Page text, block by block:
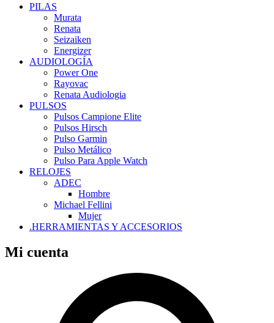
PILAS
Murata
Renata
Seizaiken
Energizer
AUDIOLOGÍA
Power One
Rayovac
Renata Audiologia
PULSOS
Pulsos Campione Elite
Pulsos Hirsch
Pulso Garmin
Pulso Metálico
Pulso Para Apple Watch
RELOJES
ADEC
Hombre
Michael Fellini
Mujer
.HERRAMIENTAS Y ACCESORIOS
Mi cuenta